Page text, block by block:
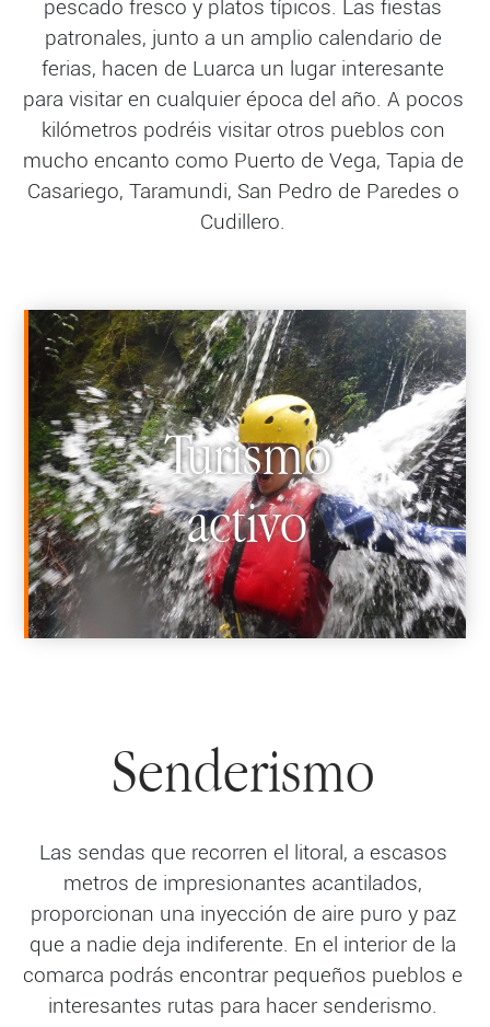
pescado fresco y platos típicos. Las fiestas
patronales, junto a un amplio calendario de
ferias, hacen de Luarca un lugar interesante
para visitar en cualquier época del año. A pocos
kilómetros podréis visitar otros pueblos con
mucho encanto como Puerto de Vega, Tapia de
Casariego, Taramundi, San Pedro de Paredes o
Cudillero.
Turismo
activo
Senderismo
Las sendas que recorren el litoral, a escasos
metros de impresionantes acantilados,
proporcionan una inyección de aire puro y paz
que a nadie deja indiferente. En el interior de la
comarca podrás encontrar pequeños pueblos e
interesantes rutas para hacer senderismo.